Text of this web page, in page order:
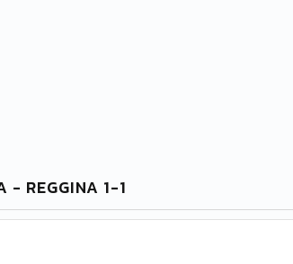
- REGGINA 1-1